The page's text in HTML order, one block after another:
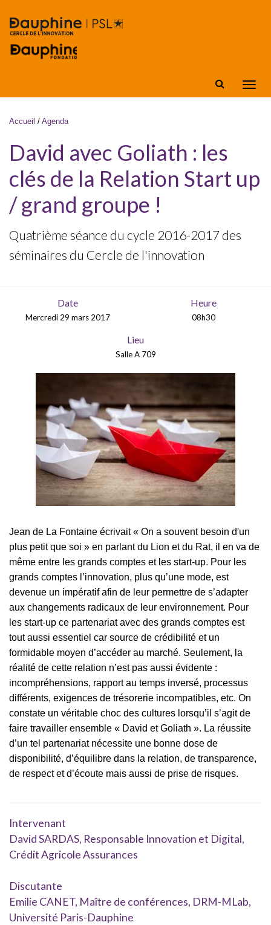
Vous êtes ici
Accueil / Agenda
David avec Goliath : les
clés de la Relation Start up
/ grand groupe !
Quatrième séance du cycle 2016-2017 des
séminaires du Cercle de l'innovation
Date
Mercredi 29 mars 2017
Heure
08h30
Lieu
Salle A 709
Jean de La Fontaine écrivait « On a souvent besoin d'un
plus petit que soi » en parlant du Lion et du Rat, il en va de
même entre les grands comptes et les start-up. Pour les
grands comptes l’innovation, plus qu’une mode, est
devenue un impératif afin de leur permettre de s’adapter
aux changements radicaux de leur environnement. Pour
les start-up ce partenariat avec des grands comptes est
tout aussi essentiel car source de crédibilité et un
formidable moyen d’accéder au marché. Seulement, la
réalité de cette relation n’est pas aussi évidente :
incompréhensions, rapport au temps inversé, processus
différents, exigences de trésorerie incompatibles, etc. On
constate un véritable choc des cultures lorsqu’il s’agit de
faire travailler ensemble « David et Goliath ». La réussite
d’un tel partenariat nécessite une bonne dose de
disponibilité, d’équilibre dans la relation, de transparence,
de respect et d’écoute mais aussi de prise de risques.
Intervenant
David SARDAS, Responsable Innovation et Digital,
Crédit Agricole Assurances
Discutante
Emilie CANET, Maître de conférences, DRM-MLab,
Université Paris-Dauphine